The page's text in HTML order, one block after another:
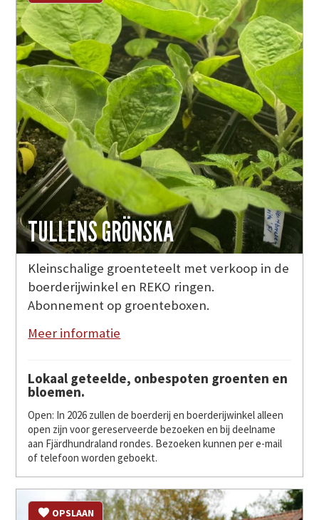
TULLENS GRÖNSKA
Kleinschalige groenteteelt met verkoop in de
boerderijwinkel en REKO ringen.
Abonnement op groenteboxen.
Meer informatie
Lokaal geteelde, onbespoten groenten en
bloemen.
Open: In 2026 zullen de boerderij en boerderijwinkel alleen
open zijn voor gereserveerde bezoeken en bij deelname
aan Fjärdhundraland rondes. Bezoeken kunnen per e-mail
of telefoon worden geboekt.
OPSLAAN